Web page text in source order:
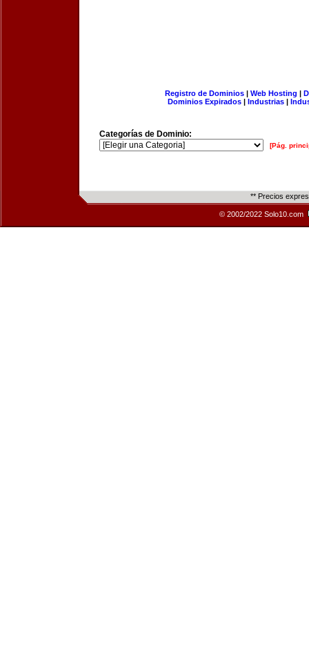
Registro de Dominios| Web Hosting |
Dominios Expirados | Industrias |
Categorías de Dominio:
[Pág.
** Precios
© 2002/2022 Solo10.com